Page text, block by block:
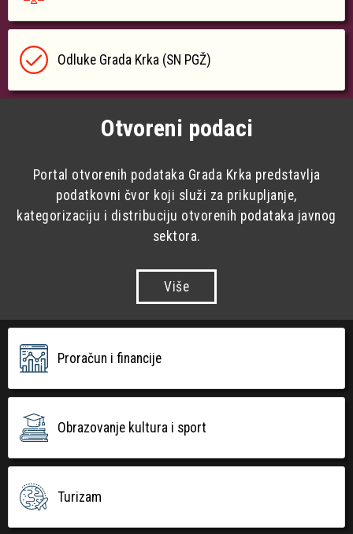
Odluke Grada Krka (SN PGŽ)
Otvoreni podaci
Portal otvorenih podataka Grada Krka predstavlja
podatkovni čvor koji služi za prikupljanje,
kategorizaciju i distribuciju otvorenih podataka javnog
sektora.
Više
Proračun i financije
Obrazovanje kultura i sport
Turizam